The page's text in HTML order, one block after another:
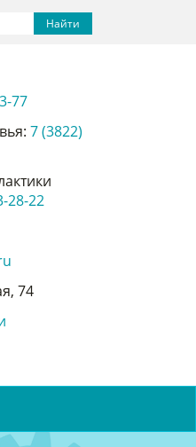
Найти
77
7 (3822)
28-22
74